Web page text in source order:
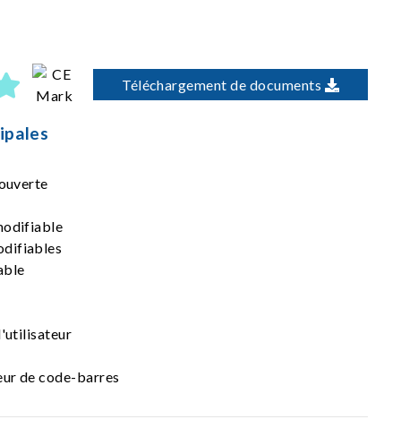
Téléchargement de documents
de code-barres